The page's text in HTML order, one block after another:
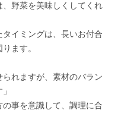
野菜を美味しくしてくれ
イミングは、長いお付合
ます。
られますが、素材のバラン
事を意識して、調理に合